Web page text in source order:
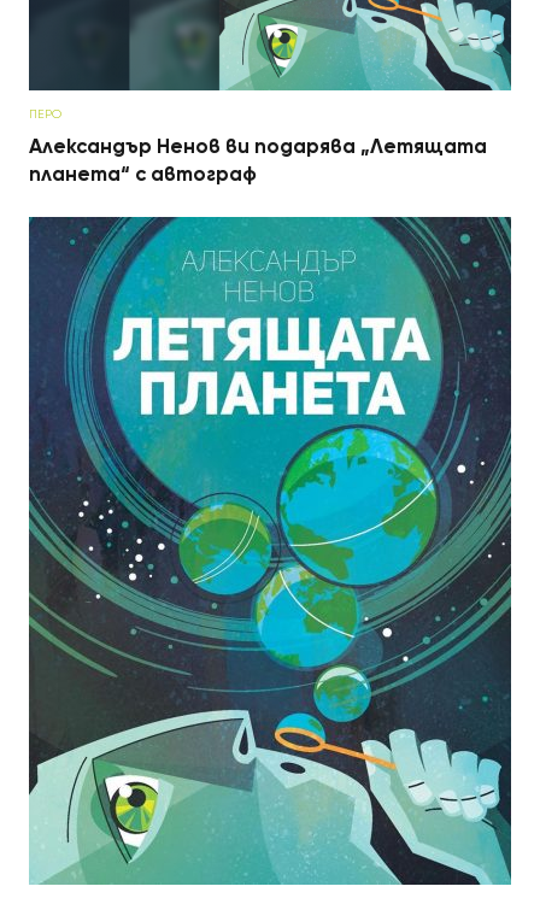
ПЕРО
Александър Ненов ви подарява „Летящата
планета“ с автограф